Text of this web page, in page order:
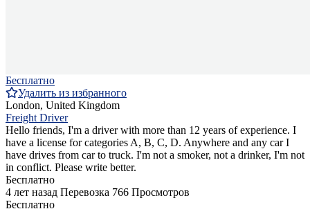
Бесплатно
Удалить из избранного
London, United Kingdom
Freight Driver
Hello friends, I'm a driver with more than 12 years of experience. I
have a license for categories A, B, C, D. Anywhere and any car I
have drives from car to truck. I'm not a smoker, not a drinker, I'm not
in conflict. Please write better.
Бесплатно
4 лет назад Перевозка 766 Просмотров
Бесплатно